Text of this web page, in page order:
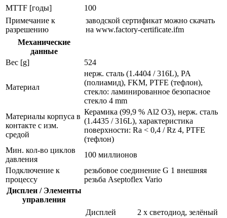
MTTF [годы]
100
Примечание к
разрешению
заводской сертификат можно скачать
на www.factory-certificate.ifm
Механические
данные
Вес [g]
524
Материал
нерж. сталь (1.4404 / 316L), PA
(полиамид), FKM, PTFE (тефлон),
стекло: ламинированное безопасное
стекло 4 mm
Материалы корпуса в
контакте с изм.
средой
Керамика (99,9 % Al2 O3), нерж. сталь
(1.4435 / 316L), характеристика
поверхности: Ra < 0,4 / Rz 4, PTFE
(тефлон)
Мин. кол-во циклов
давления
100 миллионов
Подключение к
процессу
резьбовое соединение G 1 внешняя
резьба Aseptoflex Vario
Дисплеи / Элементы
управления
Дисплей
2 x светодиод, зелёный